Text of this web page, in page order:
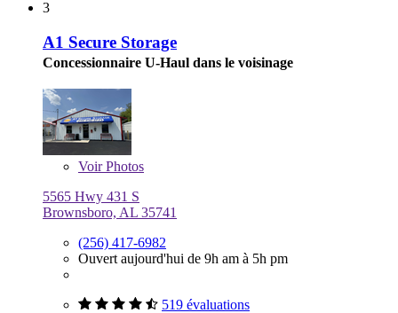
3
A1 Secure Storage
Concessionnaire U-Haul dans le voisinage
VoirPhotos
5565 Hwy 431 S
Brownsboro, AL 35741
(256) 417-6982
Ouvert aujourd'hui de 9h am à 5h pm
519 évaluations